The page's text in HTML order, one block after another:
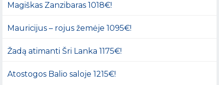
Magiškas Zanzibaras 1018€!
Mauricijus – rojus žemėje 1095€!
Žadą atimanti Šri Lanka 1175€!
Atostogos Balio saloje 1215€!